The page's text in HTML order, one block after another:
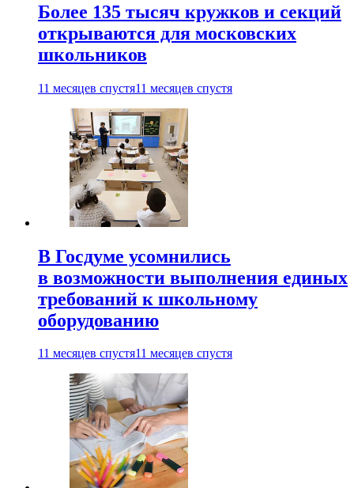
Более 135 тысяч кружков и секций
открываются для московских
школьников
11 месяцев спустя11 месяцев спустя
В Госдуме усомнились
в возможности выполнения единых
требований к школьному
оборудованию
11 месяцев спустя11 месяцев спустя